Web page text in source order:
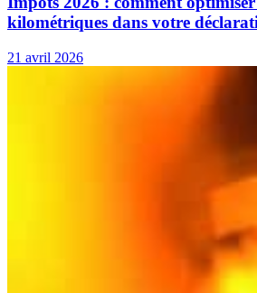
kilométriques dans votre
21 avril 2026